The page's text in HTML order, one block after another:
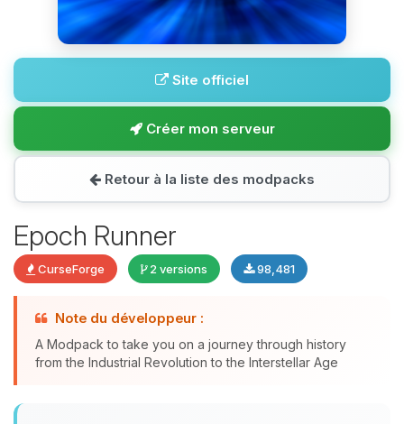
Site officiel
Créer mon serveur
Retour à la liste des modpacks
Epoch Runner
CurseForge 2 versions 98,481
Note du développeur :
A Modpack to take you on a journey through history
from the Industrial Revolution to the Interstellar Age
Youpi, enfin quelqu’un pour me
parler ! Moi c’est Choupy, ton petit
assistant BoxToPlay. Dis-moi ce dont